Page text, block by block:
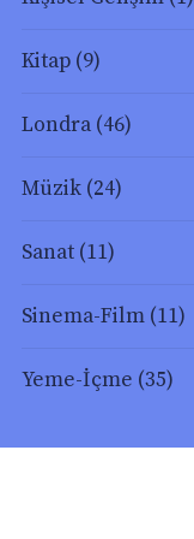
Kitap(9)
Londra(46)
Müzik(24)
Sanat(11)
Sinema-Film(11)
Yeme-İçme (35)